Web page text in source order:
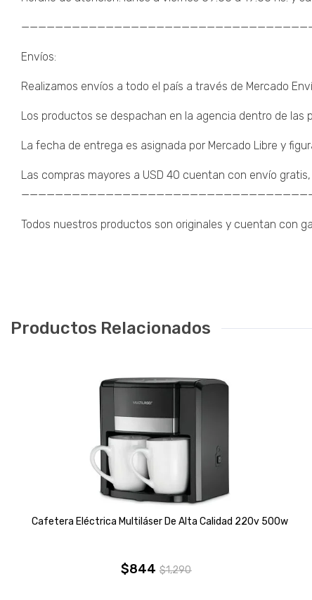
Envíos:
Realizamos envíos a todo el país a través de Mercado
Los productos se despachan en la agencia dentro de las
La fecha de entrega es asignada por Mercado Libre y
Las compras mayores a USD 40 cuentan con envío
Todos nuestros productos son originales y cuentan con
Productos Relacionados
Cafetera Eléctrica Multiláser De Alta Calidad 220v 500w
$1,290
El
$844
El